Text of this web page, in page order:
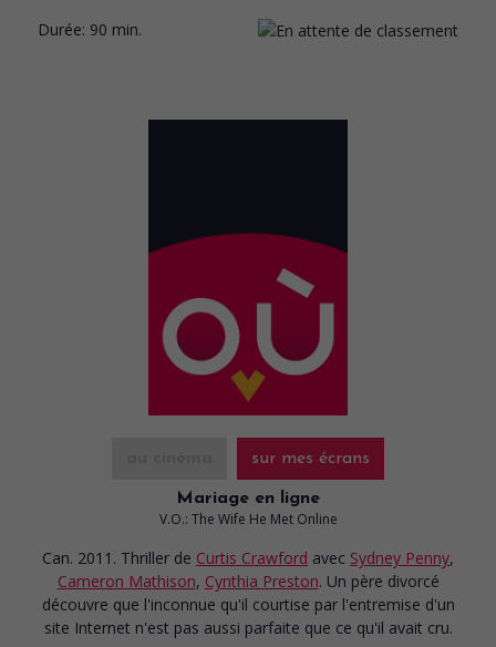
Durée: 90 min.
sur mes écrans
Mariage en ligne
V.O.: The Wife He Met Online
Can. 2011. Thriller de Curtis Crawford avec Sydney Penny,
Cameron Mathison, Cynthia Preston. Un père divorcé
découvre que l'inconnue qu'il courtise par l'entremise d'un
site Internet n'est pas aussi parfaite que ce qu'il avait cru.